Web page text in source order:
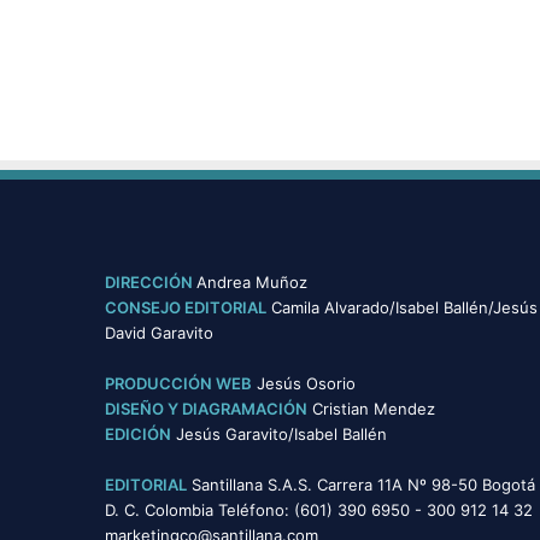
DIRECCIÓN Andrea Muñoz
CONSEJO EDITORIAL Camila Alvarado/Isabel Ballén/Jesús
David Garavito
PRODUCCIÓN WEB Jesús Osorio
DISEÑO Y DIAGRAMACIÓN Cristian Mendez
EDICIÓN Jesús Garavito/Isabel Ballén
EDITORIAL Santillana S.A.S. Carrera 11A Nº 98-50 Bogotá
D. C. Colombia Teléfono: (601) 390 6950 - 300 912 14 32
marketingco@santillana.com